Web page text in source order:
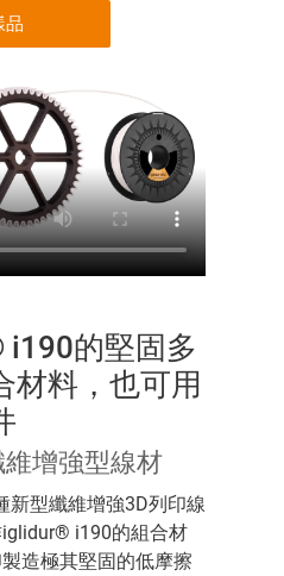
品
的堅固多
材料，也可用
增強型線材
型纖維增強3D列印線
i190的組合材
造極其堅固的低摩擦